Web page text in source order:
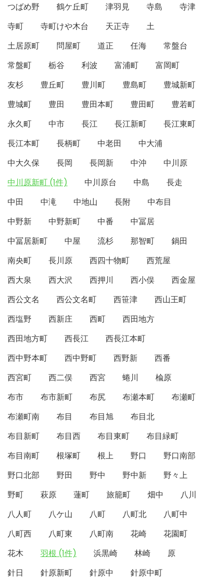
つばめ野
鶴ケ丘町 津羽見 寺島
寺津
寺町
寺町けや木台 天正寺
土
土居原町
問屋町 道正 任海
常盤台
常盤町
栃谷 利波 富浦町
富岡町
友杉
豊丘町 豊川町 豊島町
豊城新町
豊城町
豊田 豊田本町 豊田町
豊若町
永久町
中市 長江 長江新町
長江東町
長江本町
長柄町 中老田
中大浦
中大久保
長岡 長岡新 中沖
中川原
中川原新町 (1件)
中川原台 中島
長走
中田
中滝 中地山 長附
中布目
中野新
中野新町 中番
中冨居
中冨居新町
中屋 流杉 那智町
鍋田
南央町
長川原 西四十物町
西荒屋
西大泉
西大沢 西押川 西小俣
西金屋
西公文名
西公文名町 西笹津
西山王町
西塩野
西新庄 西町
西田地方
西田地方町
西長江
西長江本町
西中野本町
西中野町 西野新
西番
西宮町
西二俣 西宮 蜷川
楡原
布市
布市新町 布尻 布瀬本町
布瀬町
布瀬町南
布目 布目旭
布目北
布目新町
布目西 布目東町
布目緑町
布目南町
根塚町 根上 野口
野口南部
野口北部
野田 野中 野中新
野々上
野町
萩原 蓮町 旅籠町 畑中
八川
八人町
八ケ山 八町 八町北
八町中
八町西
八町東 八町南 花崎
花園町
花木
羽根 (1件) 浜黒崎 林崎
原
針日
針原新町 針原中 針原中町